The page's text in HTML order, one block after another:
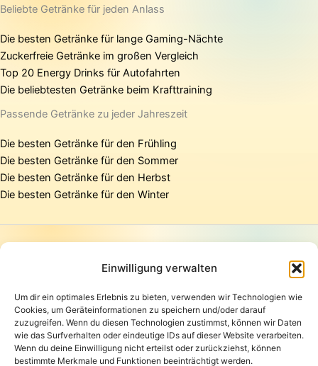
Einwilligung verwalten
Um dir ein optimales Erlebnis zu bieten, verwenden wir Technologien wie
Cookies, um Geräteinformationen zu speichern und/oder darauf
zuzugreifen. Wenn du diesen Technologien zustimmst, können wir Daten
wie das Surfverhalten oder eindeutige IDs auf dieser Website verarbeiten.
Wenn du deine Einwilligung nicht erteilst oder zurückziehst, können
bestimmte Merkmale und Funktionen beeinträchtigt werden.
Beliebte Getränke für jeden Anlass
Die besten Getränke für lange Gaming-Nächte
Zuckerfreie Getränke im großen Vergleich
Top 20 Energy Drinks für Autofahrten
Die beliebtesten Getränke beim Krafttraining
Passende Getränke zu jeder Jahreszeit
Die besten Getränke für den Frühling
Die besten Getränke für den Sommer
Die besten Getränke für den Herbst
Die besten Getränke für den Winter
Presse
Datenschutzerklärung
AGB
Widerrufsbelehrung
Versand und Lieferung